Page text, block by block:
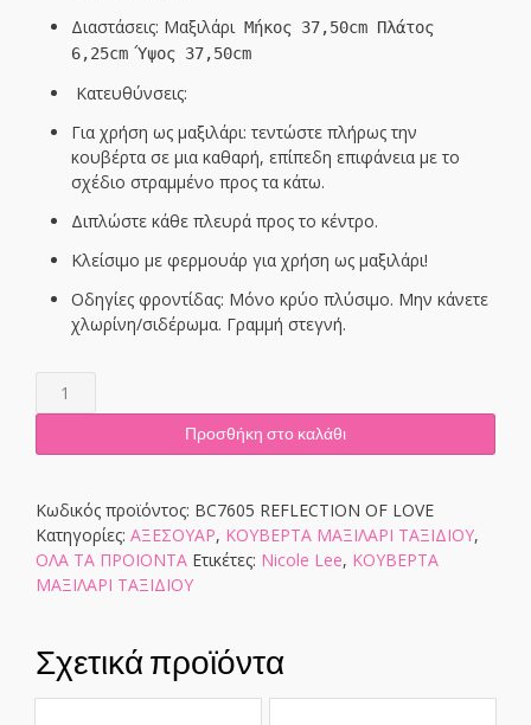
Διαστάσεις: Μαξιλάρι Μήκος 37,50cm Πλάτος
6,25cm Ύψος 37,50cm
Κατευθύνσεις:
Για χρήση ως μαξιλάρι: τεντώστε πλήρως την
κουβέρτα σε μια καθαρή, επίπεδη επιφάνεια με το
σχέδιο στραμμένο προς τα κάτω.
Διπλώστε κάθε πλευρά προς το κέντρο.
Κλείσιμο με φερμουάρ για χρήση ως μαξιλάρι!
Οδηγίες φροντίδας: Μόνο κρύο πλύσιμο. Μην κάνετε
χλωρίνη/σιδέρωμα. Γραμμή στεγνή.
BC7605
LOVE
Προσθήκη στο καλάθι
Κωδικός προϊόντος: BC7605 REFLECTION OF LOVE
Κατηγορίες: ΑΞΕΣΟΥΑΡ, ΚΟΥΒΕΡΤΑ ΜΑΞΙΛΑΡΙ ΤΑΞΙΔΙΟΥ,
ΟΛΑ ΤΑ ΠΡΟΙΟΝΤΑ Ετικέτες: Nicole Lee, ΚΟΥΒΕΡΤΑ
ΜΑΞΙΛΑΡΙ ΤΑΞΙΔΙΟΥ
Σχετικά προϊόντα